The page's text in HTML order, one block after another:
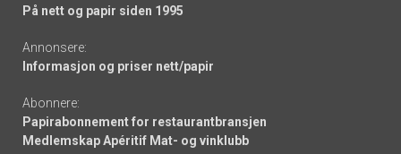
På nett og papir siden 1995
Annonsere:
Informasjon og priser nett/papir
Abonnere:
Papirabonnement for restaurantbransjen
Medlemskap Apéritif Mat- og vinklubb